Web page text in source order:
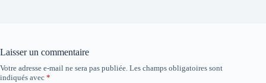
Laisser un commentaire
Votre adresse e-mail ne sera pas publiée. Les champs obligatoires sont
indiqués avec *